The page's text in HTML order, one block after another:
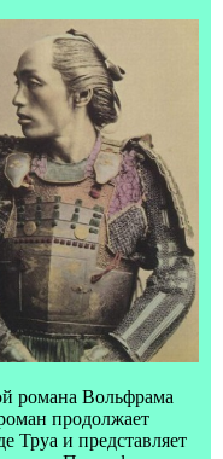
романа Вольфрама
продолжает
Труа и представляет